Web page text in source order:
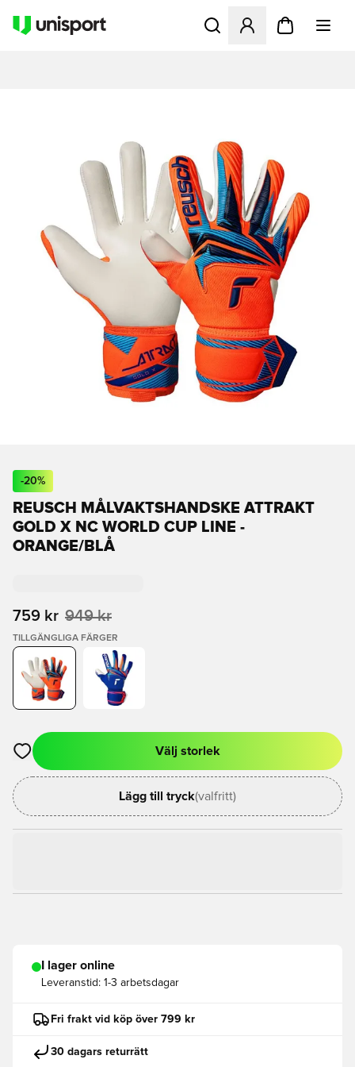
Öppnar en Modal för att
-20%
REUSCH MÅLVAKTSHANDSKE ATTRAKT
GOLD X NC WORLD CUP LINE -
ORANGE/BLÅ
759 kr 949 kr
TILLGÄNGLIGA FÄRGER
Öppnar en Modal för att logga in eller registrera dig som
Välj storlek
Lägg till tryck(valfritt)
I lager online
Leveranstid: 1-3 arbetsdagar
Fri frakt vid köp över 799 kr
30 dagars returrätt